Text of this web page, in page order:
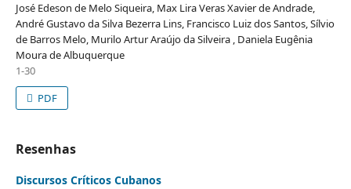
José Edeson de Melo Siqueira, Max Lira Veras Xavier de Andrade,
André Gustavo da Silva Bezerra Lins, Francisco Luiz dos Santos, Sílvio
de Barros Melo, Murilo Artur Araújo da Silveira , Daniela Eugênia
Moura de Albuquerque
1-30
PDF
Resenhas
Discursos Críticos Cubanos